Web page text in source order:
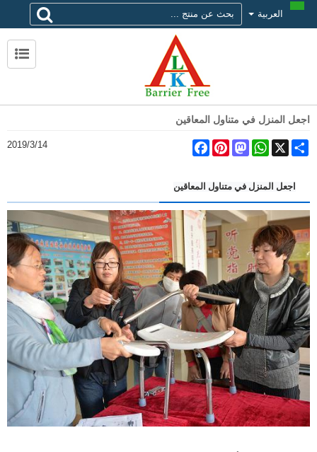
العربية
اجعل المنزل في متناول المعاقين
Share
FacebookPinterest
Mastodon
WhatsApp X
2019/3/14
اجعل المنزل في متناول المعاقين